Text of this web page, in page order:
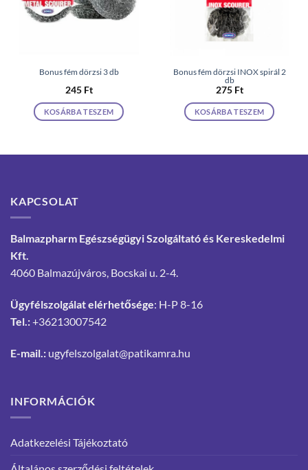
Bonus fém dörzsi 3 db
245 Ft
KOSÁRBA TESZEM
Bonus fém dörzsi INOX spirál 2
db
275 Ft
KOSÁRBA TESZEM
KAPCSOLAT
Balmazpharm Egészségügyi Szolgáltató és Kereskedelmi
Kft.
4060 Balmazújváros, Bocskai u. 2-4.
Ügyfélszolgálat elérhetősége: H-P 8-16
Tel.:+36213007542
E-mail.: ugyfelszolgalat@patikamra.hu
INFORMÁCIÓK
Adatkezelési Tájékoztató